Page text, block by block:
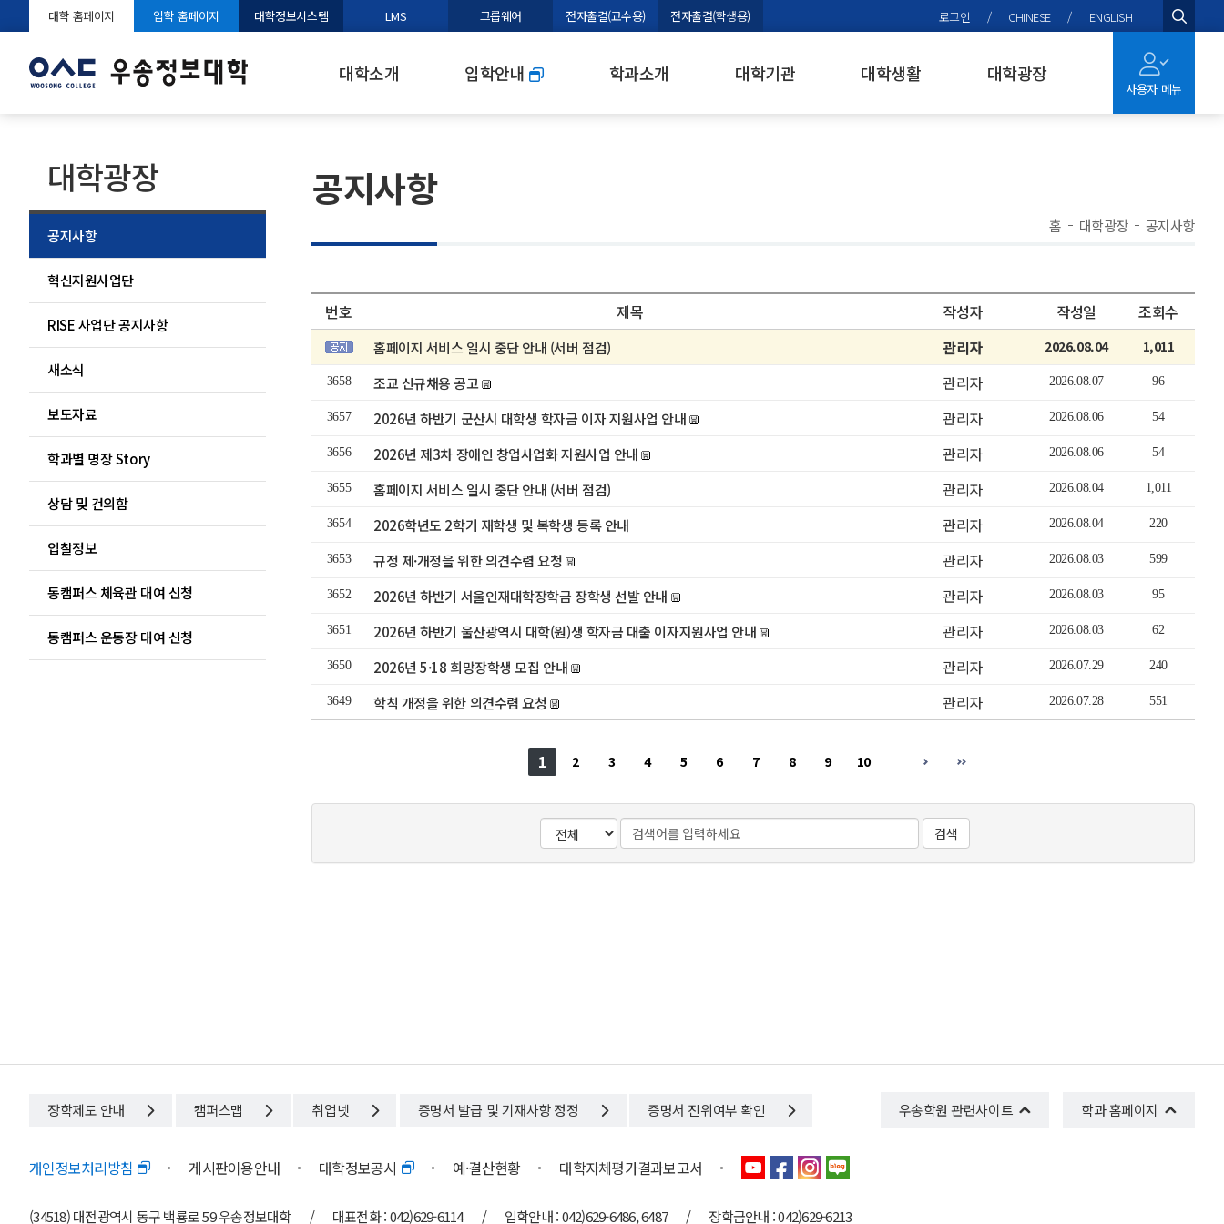
본문 바로가기
대학 홈페이지 입학 홈페이지 대학정보시스템 LMS 그룹웨어 전자출결(교수용) 전자출결(학생용) 로그인 / CHINESE / ENGLISH 검색
대학소개 입학안내 학과소개 대학기관 대학생활 대학광장
사용자 메뉴
대학광장
공지사항
혁신지원사업단
RISE 사업단 공지사항
새소식
보도자료
학과별 명장 Story
상담 및 건의함
입찰정보
동캠퍼스 체육관 대여 신청
동캠퍼스 운동장 대여 신청
공지사항
홈 대학광장 공지사항
번호 제목 작성자 작성일 조회수
홈페이지 서비스 일시 중단 안내 (서버 점검) 관리자 2026.08.04 1,011
3658 조교 신규채용 공고 관리자 2026.08.07 96
3657 2026년 하반기 군산시 대학생 학자금 이자 지원사업 안내 관리자 2026.08.06 54
3656 2026년 제3차 장애인 창업사업화 지원사업 안내 관리자 2026.08.06 54
3655 홈페이지 서비스 일시 중단 안내 (서버 점검) 관리자 2026.08.04 1,011
3654 2026학년도 2학기 재학생 및 복학생 등록 안내 관리자 2026.08.04 220
3653 규정 제·개정을 위한 의견수렴 요청 관리자 2026.08.03 599
3652 2026년 하반기 서울인재대학장학금 장학생 선발 안내 관리자 2026.08.03 95
3651 2026년 하반기 울산광역시 대학(원)생 학자금 대출 이자지원사업 안내 관리자 2026.08.03 62
3650 2026년 5·18 희망장학생 모집 안내 관리자 2026.07.29 240
3649 학칙 개정을 위한 의견수렴 요청 관리자 2026.07.28 551
1 2 3 4 5 6 7 8 9 10
검색
장학제도 안내 캠퍼스맵 취업넷 증명서 발급 및 기재사항 정정 증명서 진위여부 확인 우송학원 관련사이트 학과 홈페이지
개인정보처리방침 게시판이용안내 대학정보공시 예·결산현황 대학자체평가결과보고서
(34518) 대전광역시 동구 백룡로 59 우송정보대학 / 대표전화 : 042)629-6114 / 입학안내 : 042)629-6486, 6487 / 장학금안내 : 042)629-6213